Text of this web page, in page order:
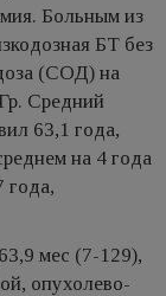
Больным из
БТ без
(СОД) на
Средний
63,1 года,
на 4 года
года,
мес (7-129),
опухолево-